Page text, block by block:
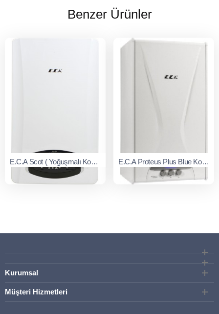
Benzer Ürünler
E.C.A Scot ( Yoğuşmalı Kombi ) E.C.A Proteus Plus Blue Konvansiyonel Kombi
Kurumsal
Müşteri Hizmetleri